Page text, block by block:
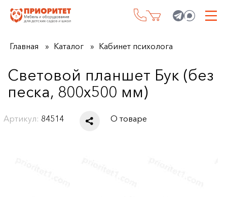
Главная Каталог Кабинет психолога
Световой планшет Бук (без
песка, 800x500 мм)
Артикул: 84514 О товаре